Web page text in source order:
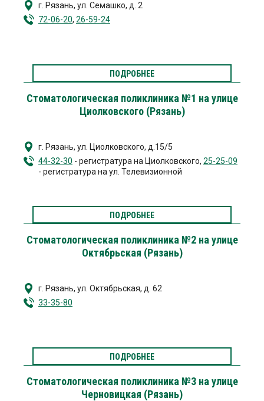
г. Рязань, ул. Семашко, д. 2
72-06-20, 26-59-24
ПОДРОБНЕЕ
Стоматологическая поликлиника №1 на улице
Циолковского (Рязань)
г. Рязань, ул. Циолковского, д.15/5
44-32-30 - регистратура на Циолковского, 25-25-09
- регистратура на ул. Телевизионной
ПОДРОБНЕЕ
Стоматологическая поликлиника №2 на улице
Октябрьская (Рязань)
г. Рязань, ул. Октябрьская, д. 62
33-35-80
ПОДРОБНЕЕ
Стоматологическая поликлиника №3 на улице
Черновицкая (Рязань)